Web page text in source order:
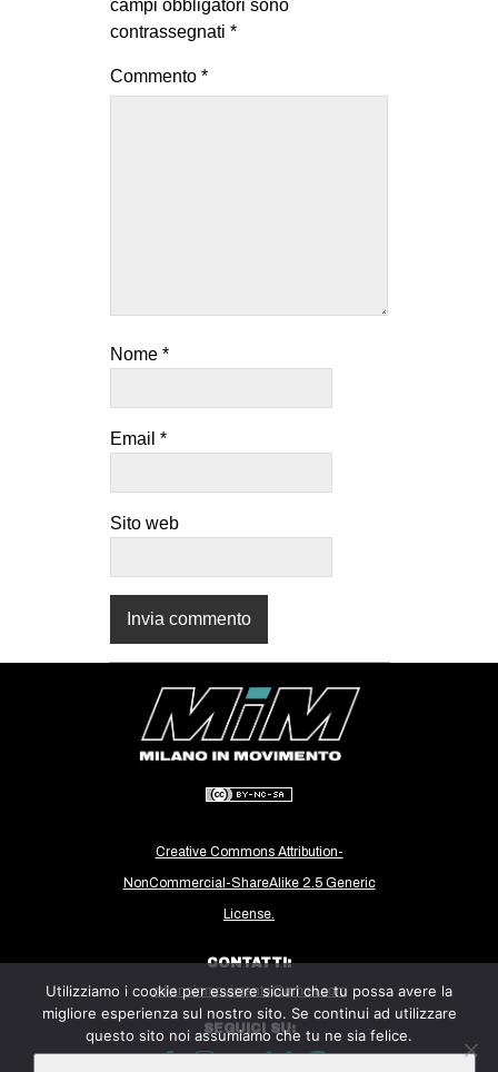
campi obbligatori sono
contrassegnati *
Commento *
Nome *
Email *
Sito web
Creative Commons Attribution-
NonCommercial-ShareAlike 2.5 Generic
License.
CONTATTI:
milanoinmovimento@gmail.com
SEGUICI SU:
Utilizziamo i cookie per essere sicuri che tu possa avere la
migliore esperienza sul nostro sito. Se continui ad utilizzare
questo sito noi assumiamo che tu ne sia felice.